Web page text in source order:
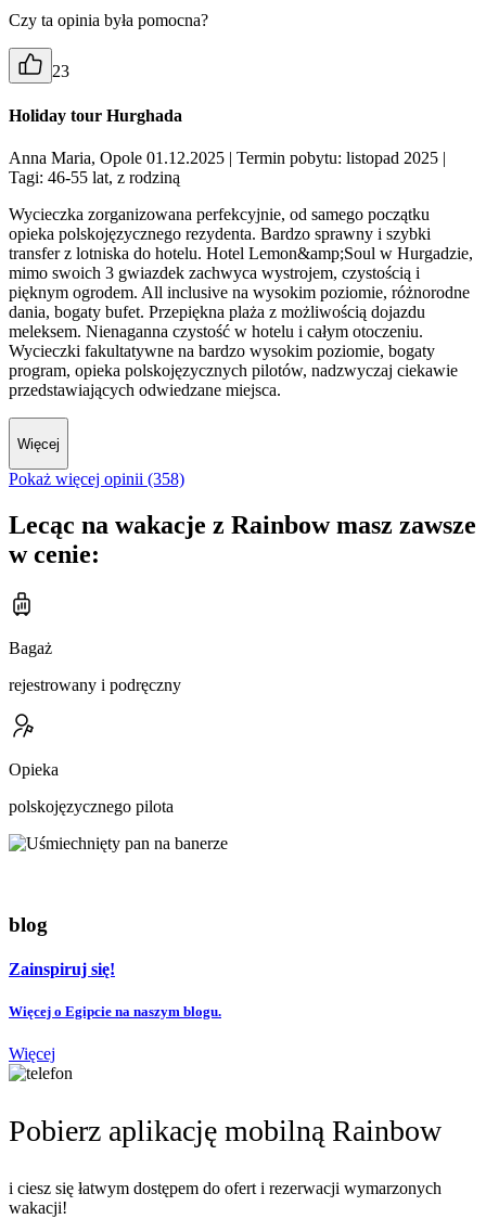
Czy ta opinia była pomocna?
23
Holiday tour Hurghada
Anna Maria, Opole 01.12.2025 | Termin pobytu: listopad 2025
Tagi: 46-55 lat, z rodziną
Wycieczka zorganizowana perfekcyjnie, od samego początku
opieka polskojęzycznego rezydenta. Bardzo sprawny i szybki
transfer z lotniska do hotelu. Hotel Lemon&amp;Soul w Hurgadzie,
mimo swoich 3 gwiazdek zachwyca wystrojem, czystością i
pięknym ogrodem. All inclusive na wysokim poziomie, różnorodne
dania, bogaty bufet. Przepiękna plaża z możliwością dojazdu
meleksem. Nienaganna czystość w hotelu i całym otoczeniu.
Wycieczki fakultatywne na bardzo wysokim poziomie, bogaty
program, opieka polskojęzycznych pilotów, nadzwyczaj ciekawie
przedstawiających odwiedzane miejsca.
Więcej
Pokaż więcej opinii (358)
Lecąc na wakacje z Rainbow masz zawsze
w cenie:
Bagaż
rejestrowany i podręczny
Opieka
polskojęzycznego pilota
blog
Zainspiruj się!
Więcej o Egipcie na naszym blogu.
Więcej
Pobierz aplikację mobilną Rainbow
i ciesz się łatwym dostępem do ofert i rezerwacji wymarzonych
wakacji!